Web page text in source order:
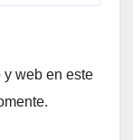
y web en este